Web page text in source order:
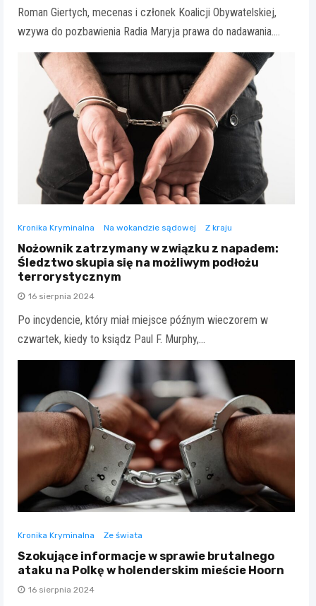
Roman Giertych, mecenas i członek Koalicji Obywatelskiej,
wzywa do pozbawienia Radia Maryja prawa do nadawania.…
Kronika Kryminalna Na wokandzie sądowej Z kraju
Nożownik zatrzymany w związku z napadem:
Śledztwo skupia się na możliwym podłożu
terrorystycznym
16 sierpnia 2024
Po incydencie, który miał miejsce późnym wieczorem w
czwartek, kiedy to ksiądz Paul F. Murphy,…
Kronika Kryminalna Ze świata
Szokujące informacje w sprawie brutalnego
ataku na Polkę w holenderskim mieście Hoorn
16 sierpnia 2024